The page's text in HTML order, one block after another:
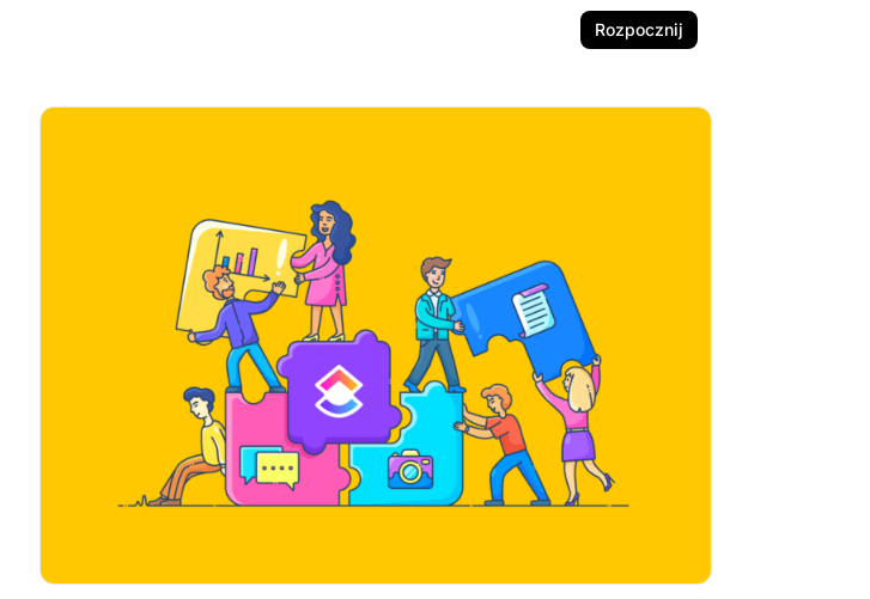
Rozpocznij